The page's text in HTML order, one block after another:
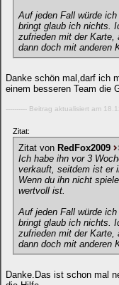
Auf jeden Fall würde
bringt glaub ich nichts.
zufrieden mit der Karte,
dann doch mit anderen
Danke schön mal,darf ich
einem besseren Team die
---------- Beitrag aktualisiert am
Zitat:
Zitat von RedFox2009
Ich habe ihn vor 3
verkauft, seitdem ist er
Wenn du ihn nicht
wertvoll ist.
Auf jeden Fall würde
bringt glaub ich nichts.
zufrieden mit der Karte,
dann doch mit anderen
Danke.Das ist schon mal